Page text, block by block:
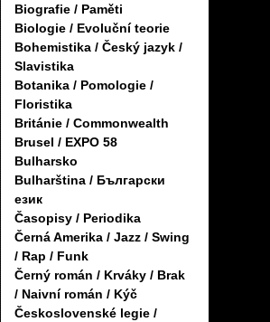
Biografie / Paměti
Biologie / Evoluční teorie
Bohemistika / Český jazyk /
Slavistika
Botanika / Pomologie /
Floristika
Británie / Commonwealth
Brusel / EXPO 58
Bulharsko
Bulharština / Български
език
Časopisy / Periodika
Černá Amerika / Jazz / Swing
/ Rap / Funk
Černý román / Krváky / Brak
/ Naivní román / Kýč
Československé legie /